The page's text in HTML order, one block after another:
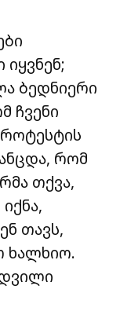
ბედნიერი
ჩვენი
რომ
თქვა,
თავს,
ხალხიო.